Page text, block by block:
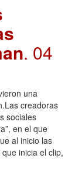
. 04
una
creadoras
sociales
en el que
al inicio las
inicia el clip,